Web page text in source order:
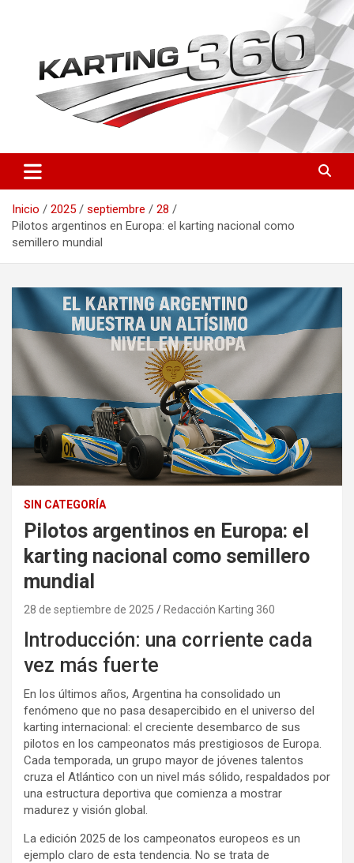
Karting 360 | Noticias,
Campeonatos y Pilotos de
Karting en España
Toda la actualidad del karting nacional e internacional: resultados
del CEK, FIA Karting, fichas de pilotos, circuitos y novedades
técnicas. Actualizado a diario.
Inicio
2025 septiembre
28
Pilotos argentinos en Europa: el karting nacional como
semillero mundial
SIN CATEGORÍA
Pilotos argentinos en Europa: el
karting nacional como semillero
mundial
28 de septiembre de 2025 Redacción Karting 360
Introducción: una corriente cada
vez más fuerte
En los últimos años, Argentina ha consolidado un
fenómeno que no pasa desapercibido en el universo del
karting internacional: el creciente desembarco de sus
pilotos en los campeonatos más prestigiosos de Europa.
Cada temporada, un grupo mayor de jóvenes talentos
cruza el Atlántico con un nivel más sólido, respaldados por
una estructura deportiva que comienza a mostrar
madurez y visión global.
La edición 2025 de los campeonatos europeos es un
ejemplo claro de esta tendencia. No se trata de